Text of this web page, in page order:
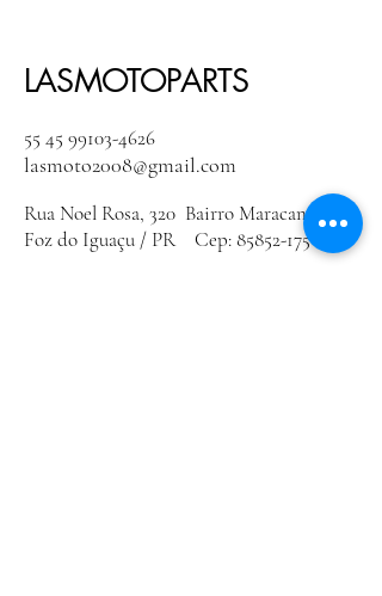
LASMOTOPARTS
55 45 99103-4626
lasmoto2008@gmail.com
Rua Noel Rosa, 320 Bairro Maracanã
Foz do Iguaçu / PR Cep:85852-175